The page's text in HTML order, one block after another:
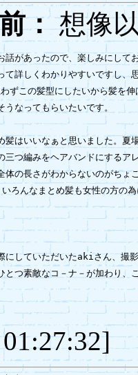
：想
話があったので、楽しみにして
て詳しくわかりやすいですし、
ずこの髪型にしたいから髪を伸
なってもらいたいです。
髪はいいなぁと思いました。夏
三つ編みをヘアバンドにするア
体の長さがわからないのがちょ
ろんなまとめ髪も女性の方の
にしていただいたakiさん、撮
とつ素敵なコ－ナ－が加わり、